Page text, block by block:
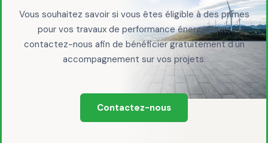
Vous souhaitez savoir si vous êtes éligible à des primes
pour vos travaux de performance énergétique,
contactez-nous afin de bénéficier gratuitement d'un
accompagnement sur vos projets.
Contactez-nous